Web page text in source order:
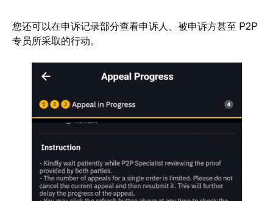
您还可以在申诉记录部分查看申诉人、被申诉方甚至 P2P
专员所采取的行动。